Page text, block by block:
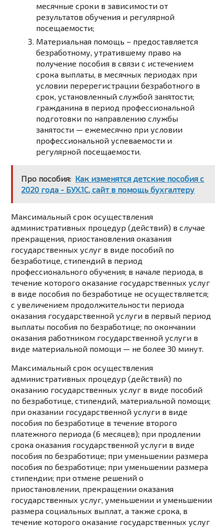
месячные сроки в зависимости от
результатов обучения и регулярной
посещаемости;
Материальная помощь – предоставляется
безработному, утратившему право на
получение пособия в связи с истечением
срока выплаты, в месячных периодах при
условии перерегистрации безработного в
срок, установленный службой занятости;
гражданина в период профессиональной
подготовки по направлению службы
занятости — ежемесячно при условии
профессиональной успеваемости и
регулярной посещаемости.
Про пособия: Как изменятся детские пособия с
2020 года - БУХ.1С, сайт в помощь бухгалтеру
Максимальный срок осуществления
административных процедур (действий) в случае
прекращения, приостановления оказания
государственных услуг в виде пособий по
безработице, стипендий в период
профессионального обучения; в начале периода, в
течение которого оказание государственных услуг
в виде пособия по безработице не осуществляется;
с увеличением продолжительности периода
оказания государственной услуги в первый период
выплаты пособия по безработице; по окончании
оказания работником государственной услуги в
виде материальной помощи — не более 30 минут.
Максимальный срок осуществления
административных процедур (действий) по
оказанию государственных услуг в виде пособий
по безработице, стипендий, материальной помощи;
при оказании государственной услуги в виде
пособия по безработице в течение второго
платежного периода (6 месяцев); при продлении
срока оказания государственной услуги в виде
пособия по безработице; при уменьшении размера
пособия по безработице; при уменьшении размера
стипендии; при отмене решений о
приостановлении, прекращении оказания
государственных услуг, уменьшении и уменьшении
размера социальных выплат, а также срока, в
течение которого оказание государственных услуг